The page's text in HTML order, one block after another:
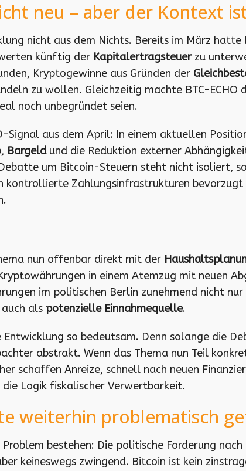
neu – aber der Kontext
nicht aus dem Nichts. Bereits im März hatte
künftig der Kapitalertragsteuerzu
Kryptogewinne aus Gründen der
zu wollen. Gleichzeitig machte BTC-ECHO
noch unbegründet seien.
Signal aus dem April: In einem aktuellen
, Bargeldund die Reduktion externer
um Bitcoin-Steuern steht nicht isoliert,
kontrollierte Zahlungsinfrastrukturen
nun offenbar direkt mit der
in einem Atemzug mit neuen
im politischen Berlin zunehmend nicht
als potenzielle Einnahmequelle.
Entwicklung so bedeutsam. Denn solange die
abstrakt. Wenn das Thema nun Teil
schaffen Anreize, schnell nach neuen
Logik fiskalischer Verwertbarkeit.
weiterhin problematisch
bestehen: Die politische Forderung
keineswegs zwingend. Bitcoin ist kein